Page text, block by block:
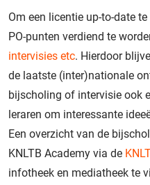
Om een licentie up-to-date
PO-punten verdiend te
intervisies etc. Hierdoor
de laatste (inter)nationale
bijscholing of intervisie ook
leraren om interessante
Een overzicht van de
KNLTB Academy via de
infotheek en mediatheek te